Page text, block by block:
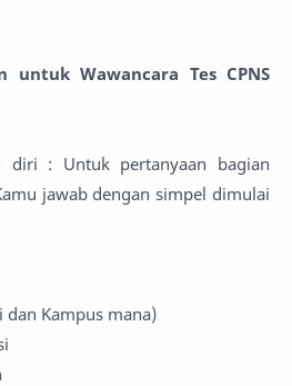
untuk Wawancara Tes CPNS
diri : Untuk pertanyaan bagian
jawab dengan simpel dimulai
dan Kampus mana)